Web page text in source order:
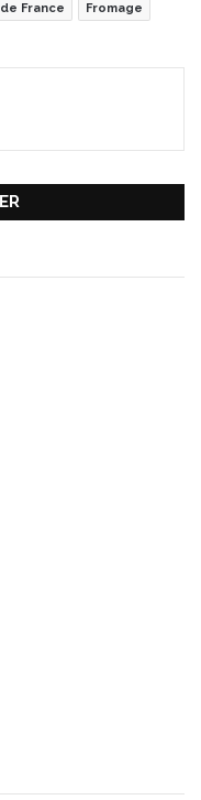
France Fromage